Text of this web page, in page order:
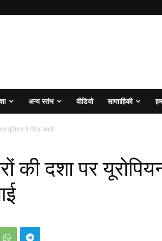
अन्य स्तंभ वीडियो साप्ताहिकी
यूनियन ने चिंता जताई
की दशा पर